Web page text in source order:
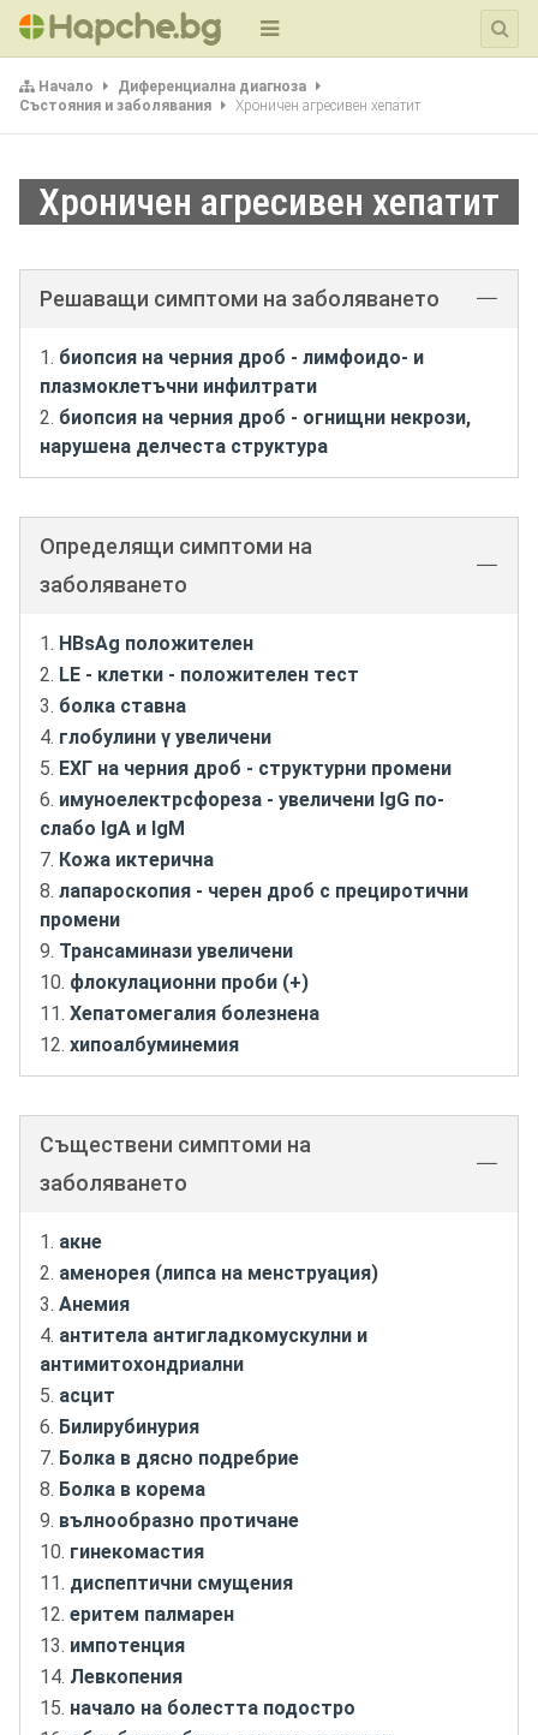
Начало
Диференциална диагноза
Състояния и заболявания
Хроничен агресивен хепатит
Хроничен агресивен хепатит
Решаващи симптоми на заболяването
биопсия на черния дроб - лимфоидо- и
плазмоклетъчни инфилтрати
биопсия на черния дроб - огнищни некрози,
нарушена делчеста структура
Определящи симптоми на
заболяването
HBsAg положителен
LE - клетки - положителен тест
болка ставна
глобулини γ увеличени
ЕХГ на черния дроб - структурни промени
имуноелектрсфореза - увеличени IgG по-
слабо IgA и IgM
Кожа иктерична
лапароскопия - черен дроб с прециротични
промени
Трансаминази увеличени
флокулационни проби (+)
Хепатомегалия болезнена
хипоалбуминемия
Съществени симптоми на
заболяването
акне
аменорея (липса на менструация)
Анемия
антитела антигладкомускулни и
антимитохондриални
асцит
Билирубинурия
Болка в дясно подребрие
Болка в корема
вълнообразно протичане
гинекомастия
диспептични смущения
еритем палмарен
импотенция
Левкопения
начало на болестта подостро